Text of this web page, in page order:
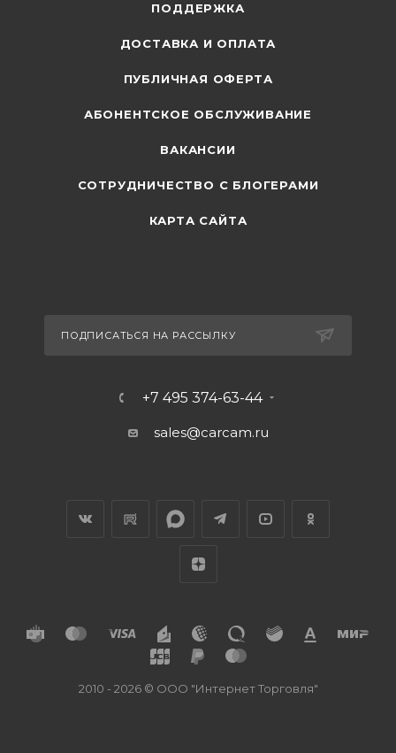
ПОДДЕРЖКА
ДОСТАВКА И ОПЛАТА
ПУБЛИЧНАЯ ОФЕРТА
АБОНЕНТСКОЕ ОБСЛУЖИВАНИЕ
ВАКАНСИИ
СОТРУДНИЧЕСТВО С БЛОГЕРАМИ
КАРТА САЙТА
ПОДПИСАТЬСЯ НА РАССЫЛКУ
+7 495 374-63-44
sales@carcam.ru
2010 - 2026 © ООО "Интернет Торговля"